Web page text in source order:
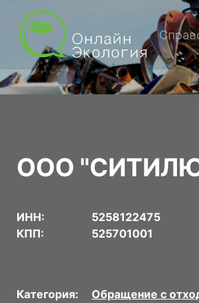
ООО
ИНН:
5258122475
КПП:
525701001
Категория:
Обращение с